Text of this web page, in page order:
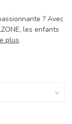
? Avec
les enfants
plus.